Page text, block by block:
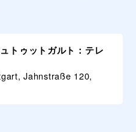
トゥットガルト：テレ
Jahnstraße 120,